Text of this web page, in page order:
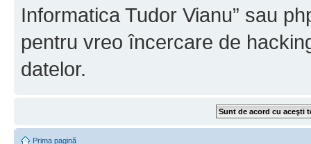
Informatica Tudor Vianu” sau
pentru vreo încercare de
datelor.
Prima pagină